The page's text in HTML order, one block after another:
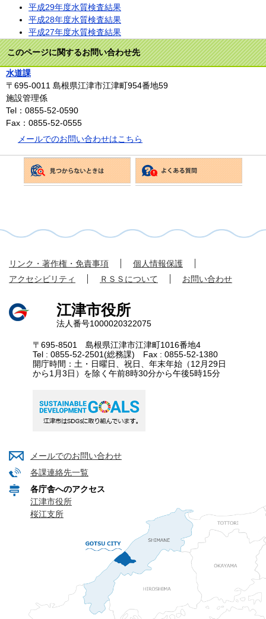
平成29年度水質検査結果
平成28年度水質検査結果
平成27年度水質検査結果
このページに関するお問い合わせ先
水道課
〒695-0011 島根県江津市江津町954番地59
施設管理係
Tel：0855-52-0590
Fax：0855-52-0555
メールでのお問い合わせはこちら
リンク・著作権・免責事項
個人情報保護
アクセシビリティ
ＲＳＳについて お問い合わせ
江津市役所
法人番号1000020322075
〒695-8501 島根県江津市江津町1016番地4
Tel : 0855-52-2501(総務課) Fax : 0855-52-1380
開庁時間：土・日曜日、祝日、年末年始（12月29日
から1月3日）を除く午前8時30分から午後5時15分
メールでのお問い合わせ
各課連絡先一覧
各庁舎へのアクセス
江津市役所
桜江支所